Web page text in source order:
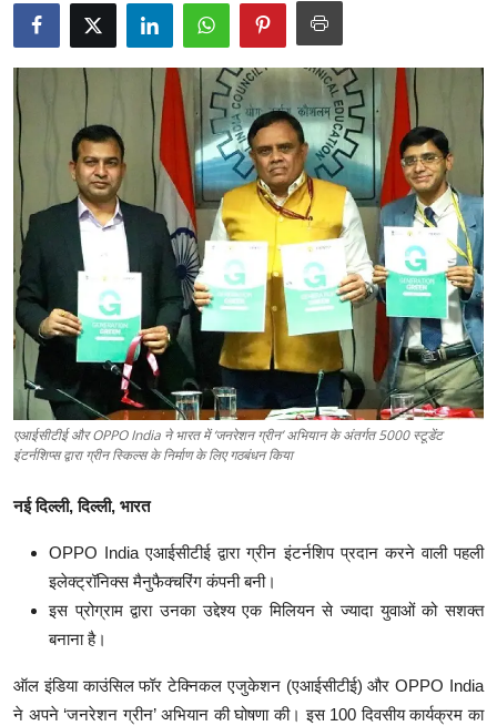
बिजनेस
मनोरंजन
टेक
ऑटो
लाइफस्टाइल
खेल
विशेष
एआईसीटीई और OPPO India ने भारत में ‘जनरेशन ग्रीन’ अभियान के अंतर्गत 5000 स्टूडेंट
इंटर्नशिप्स द्वारा ग्रीन स्किल्स के निर्माण के लिए गठबंधन किया
नई दिल्ली, दिल्ली, भारत
OPPO India एआईसीटीई द्वारा ग्रीन इंटर्नशिप प्रदान करने वाली पहली
इलेक्ट्रॉनिक्स मैनुफैक्चरिंग कंपनी बनी।
इस प्रोग्राम द्वारा उनका उद्देश्य एक मिलियन से ज्यादा युवाओं को सशक्त
बनाना है।
ऑल इंडिया काउंसिल फॉर टेक्निकल एजुकेशन (एआईसीटीई) और OPPO India
ने अपने ‘जनरेशन ग्रीन’ अभियान की घोषणा की। इस 100 दिवसीय कार्यक्रम का